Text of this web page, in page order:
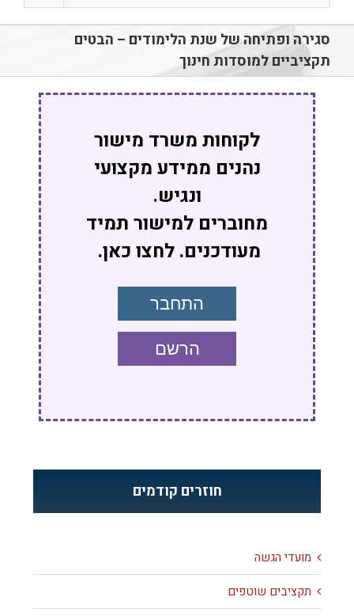
סגירה ופתיחה של שנת הלימודים – הבטים
תקציביים למוסדות חינוך
לקוחות משרד מישור
נהנים ממידע מקצועי
ונגיש.
מחוברים למישור תמיד
מעודכנים. לחצו כאן.
התחבר
הרשם
חוזרים קודמים
מועדי הגשה
תקציבים שוטפים